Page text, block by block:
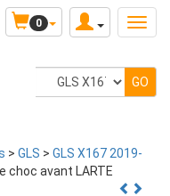
0
> GLS > GLS X167 2019-
choc avant LARTE